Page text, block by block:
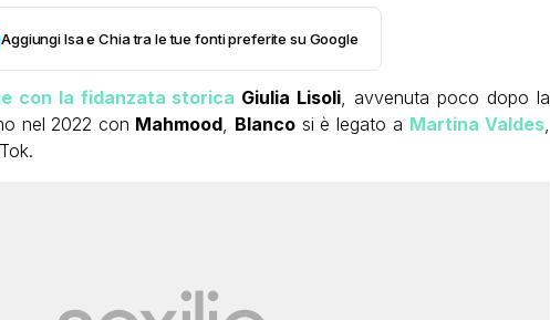
Aggiungi Isa e Chia tra le tue fonti preferite su Google
con la fidanzata storica Giulia Lisoli, avvenuta poco dopo la
nel 2022 con Mahmood, Blancosi è legato a Martina Valdes,